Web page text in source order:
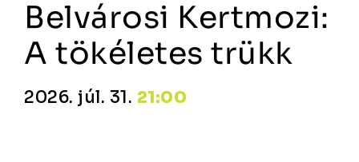
Belvárosi Kertmozi:
A tökéletes trükk
2026. júl. 31. 21:00